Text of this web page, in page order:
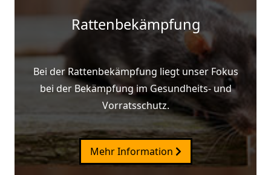
Rattenbekämpfung
Bei der Rattenbekämpfung liegt unser Fokus
bei der Bekämpfung im Gesundheits- und
Vorratsschutz.
Mehr Information